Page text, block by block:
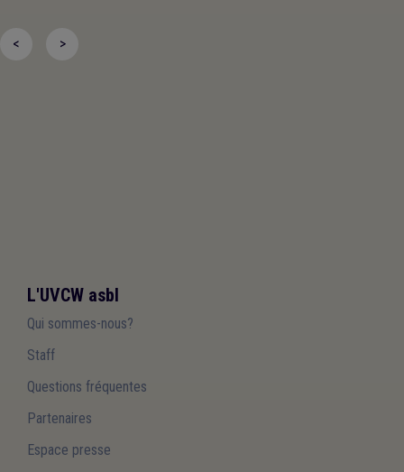
< >
L'UVCW asbl
Qui sommes-nous?
Staff
Questions fréquentes
Partenaires
Espace presse